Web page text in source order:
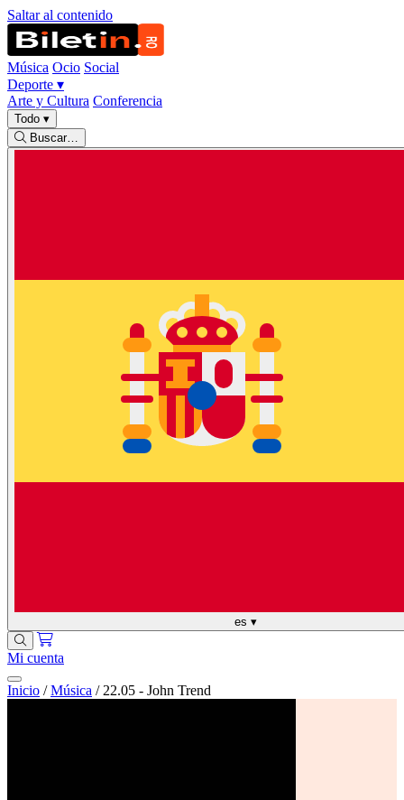
Saltar al contenido
Música Ocio Social
Deporte ▾
Arte y Cultura Conferencia
Todo ▾
Buscar…
es ▾
Mi cuenta
Inicio / Música / 22.05 - John Trend